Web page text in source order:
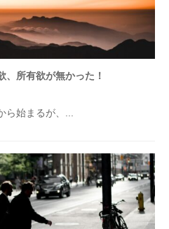
、所有欲が無かった！
ら始まるが、...